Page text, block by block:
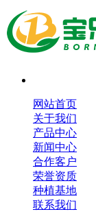
网站首页
关于我们
产品中心
新闻中心
合作客户
荣誉资质
种植基地
联系我们